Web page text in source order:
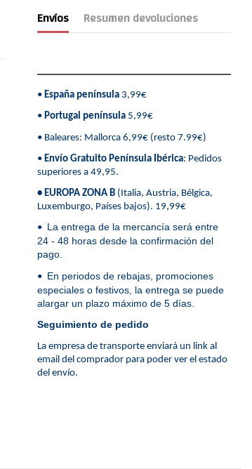
Envíos Resumen devoluciones
• España península3,99€
• Portugal península5,99€
• Baleares: Mallorca 6,99€ (resto 7.99€)
• Envío Gratuito Península Ibérica: Pedidos
superiores a 49,95.
• EUROPA ZONA B(Italia, Austria, Bélgica,
Luxemburgo, Países bajos). 19,99€
• La entrega de la mercancía será entre
24 - 48 horas desde la confirmación del
pago.
• En periodos de rebajas, promociones
especiales o festivos, la entrega se puede
alargar un plazo máximo de 5 días.
Seguimiento de pedido
La empresa de transporte enviará un link al
email del comprador para poder ver el estado
del envío.